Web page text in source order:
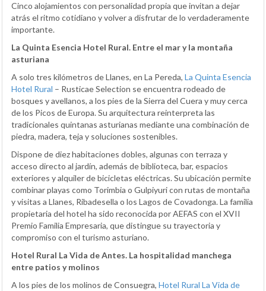
Cinco alojamientos con personalidad propia que invitan a dejar
atrás el ritmo cotidiano y volver a disfrutar de lo verdaderamente
importante.
La Quinta Esencia Hotel Rural. Entre el mar y la montaña
asturiana
A solo tres kilómetros de Llanes, en La Pereda, La Quinta Esencia
Hotel Rural – Rusticae Selection se encuentra rodeado de
bosques y avellanos, a los pies de la Sierra del Cuera y muy cerca
de los Picos de Europa. Su arquitectura reinterpreta las
tradicionales quintanas asturianas mediante una combinación de
piedra, madera, teja y soluciones sostenibles.
Dispone de diez habitaciones dobles, algunas con terraza y
acceso directo al jardín, además de biblioteca, bar, espacios
exteriores y alquiler de bicicletas eléctricas. Su ubicación permite
combinar playas como Torimbia o Gulpiyuri con rutas de montaña
y visitas a Llanes, Ribadesella o los Lagos de Covadonga. La familia
propietaria del hotel ha sido reconocida por AEFAS con el XVII
Premio Familia Empresaria, que distingue su trayectoria y
compromiso con el turismo asturiano.
Hotel Rural La Vida de Antes. La hospitalidad manchega
entre patios y molinos
A los pies de los molinos de Consuegra, Hotel Rural La Vida de